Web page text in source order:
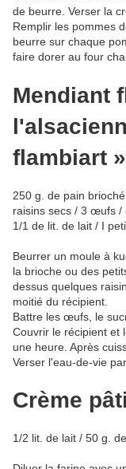
de beurre. Verser la
Remplir les pommes
beurre sur chaque
faire dorer au four
Mendiant
flambiart »
250 g. de pain
raisins secs / 3 œufs /
1/1 de lit. de lait / I
Beurrer un moule à
la brioche ou des
dessus quelques
moitié du récipient.
Battre les œufs, le
Couvrir le récipient et
une heure. Après
Verser l'eau-de-vie
Crème
1/2 lit. de lait / 50 g.